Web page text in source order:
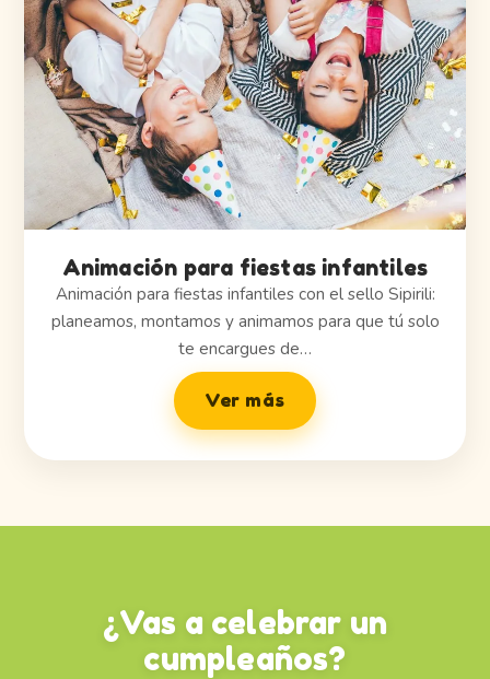
Animación para fiestas infantiles
Animación para fiestas infantiles con el sello Sipirili:
planeamos, montamos y animamos para que tú solo
te encargues de…
Ver más
¿Vas a celebrar un
cumpleaños?